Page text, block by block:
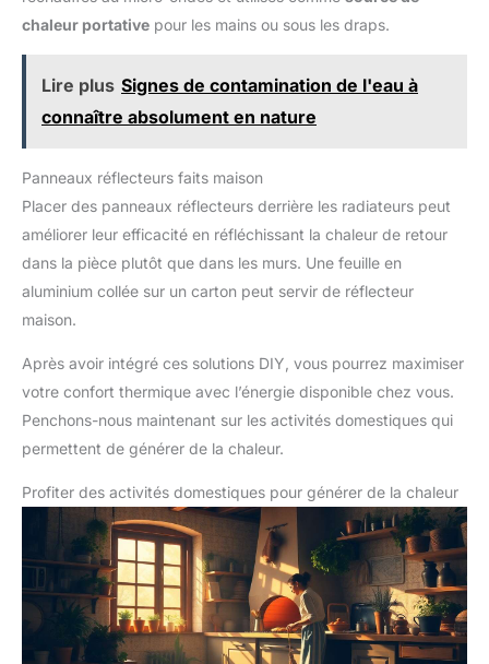
chaleur portative pour les mains ou sous les draps.
Lire plus Signes de contamination de l'eau à
connaître absolument en nature
Panneaux réflecteurs faits maison
Placer des panneaux réflecteurs derrière les radiateurs peut
améliorer leur efficacité en réfléchissant la chaleur de retour
dans la pièce plutôt que dans les murs. Une feuille en
aluminium collée sur un carton peut servir de réflecteur
maison.
Après avoir intégré ces solutions DIY, vous pourrez maximiser
votre confort thermique avec l’énergie disponible chez vous.
Penchons-nous maintenant sur les activités domestiques qui
permettent de générer de la chaleur.
Profiter des activités domestiques pour générer de la chaleur